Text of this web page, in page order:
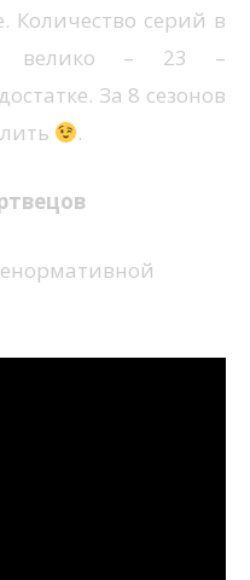
Количество серий в
велико – 23 –
За 8 сезонов
.